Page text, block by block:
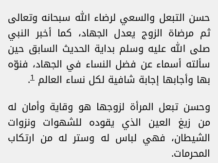
حسن التبعل والسعي لرضاء الله سبحانه وتعالى
ثم مرضاة الزوج يعدل الجهاد، كما أخبر النبي
صلى الله عليه وسلم بداية الحديث السابق حين
سألته أسماء عن فضل النساء في الجهاد، فنوّه
بها وأجابها إجابة شافية لكل نساء العالم 1
.
وحسن تبعل المرأة لزوجها هو وقاية وأمان له
من زيغ العين الذي يقوده للشهوات ونزوات
الشيطان، فهي لباس له وستر له من ارتكاب
المحرمات.